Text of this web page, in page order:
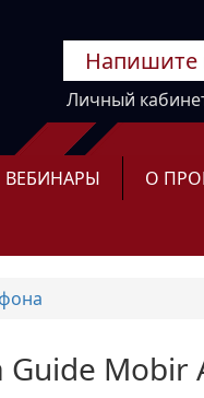
Напишите
Личный
ВЕБИНАРЫ О
Mobir